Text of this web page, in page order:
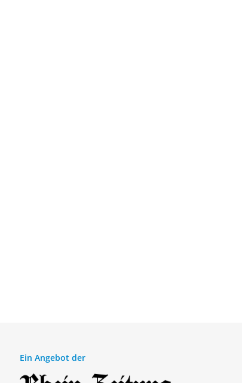
Ein Angebot der